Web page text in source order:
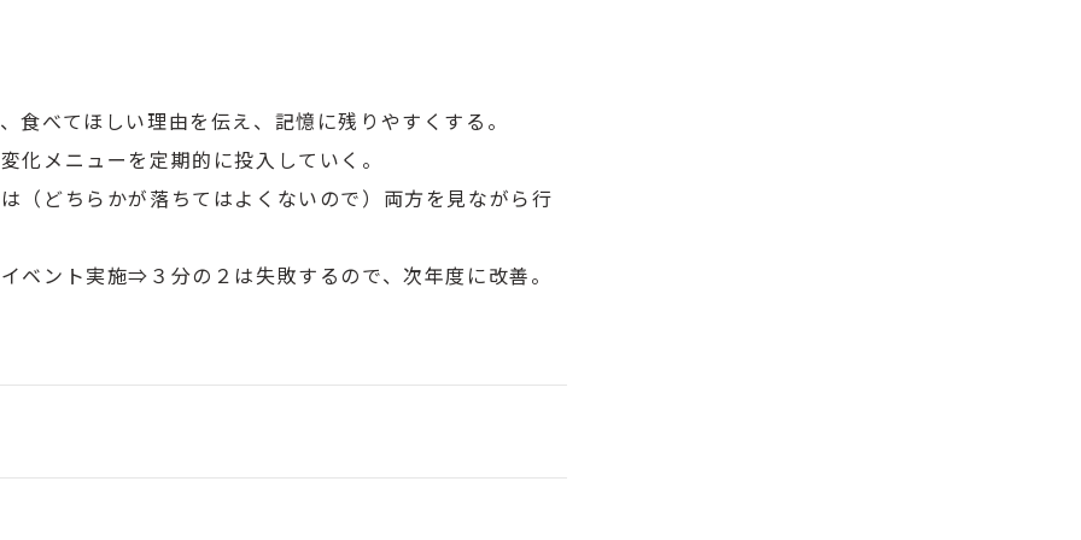
食べてほしい理由を伝え、記憶に残りやすくする。
化メニューを定期的に投入していく。
（どちらかが落ちてはよくないので）両方を見ながら行
ベント実施⇒３分の２は失敗するので、次年度に改善。